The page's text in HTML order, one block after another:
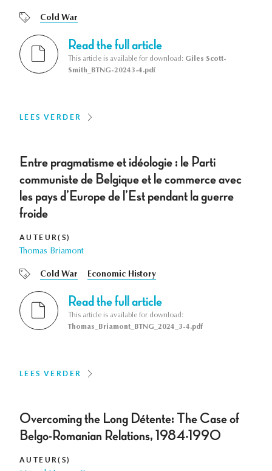
Cold War
Read the full article
This article is available for download: Giles Scott-
Smith_BTNG-20243-4.pdf
LEES VERDER
Entre pragmatisme et idéologie : le Parti
communiste de Belgique et le commerce avec
les pays d’Europe de l’Est pendant la guerre
froide
AUTEUR(S)
Thomas Briamont
Cold War Economic History
Read the full article
This article is available for download:
Thomas_Briamont_BTNG_2024_3-4.pdf
LEES VERDER
Overcoming the Long Détente: The Case of
Belgo-Romanian Relations, 1984-1990
AUTEUR(S)